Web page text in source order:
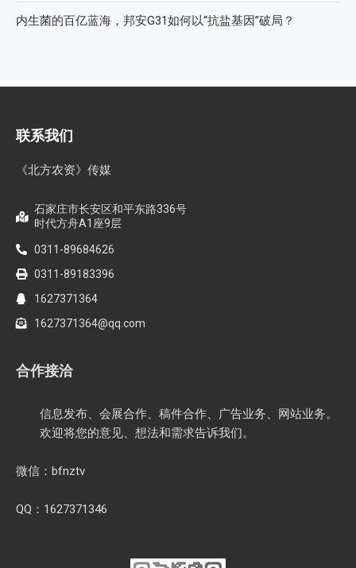
内生菌的百亿蓝海，邦安G31如何以“抗盐基因”破局？
联系我们
《北方农资》传媒
石家庄市长安区和平东路336号
时代方舟A1座9层
0311-89684626
0311-89183396
1627371364
1627371364@qq.com
合作接洽
信息发布、会展合作、稿件合作、广告业务、网站业务。
欢迎将您的意见、想法和需求告诉我们。
微信：bfnztv
QQ：1627371346